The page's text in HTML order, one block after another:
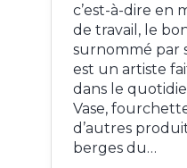
c’est-à-dire en
de travail, le
surnommé par
est un artiste
dans le
Vase,
d’autres
berges du…